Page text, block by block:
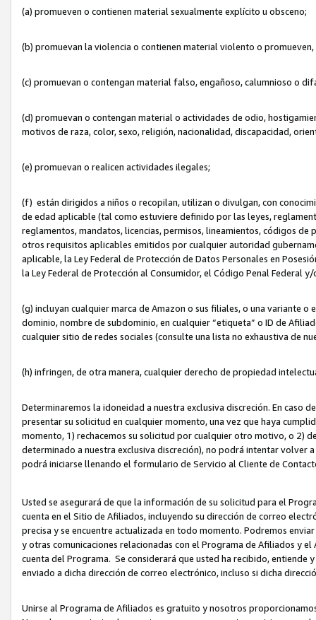
(a) promueven o contienen material sexualmente explícito u obsceno;
(b) promuevan la violencia o contienen material violento o
(c) promuevan o contengan material falso, engañoso, calumnioso o
(d) promuevan o contengan material o actividades de odio,
motivos de raza, color, sexo, religión, nacionalidad, discapacidad,
(e) promuevan o realicen actividades ilegales;
(f) están dirigidos a niños o recopilan, utilizan o divulgan, con
de edad aplicable (tal como estuviere definido por las leyes,
reglamentos, mandatos, licencias, permisos, lineamientos, códigos
otros requisitos aplicables emitidos por cualquier autoridad
aplicable, la Ley Federal de Protección de Datos Personales en
la Ley Federal de Protección al Consumidor, el Código Penal Federal
(g) incluyan cualquier marca de Amazon o sus filiales, o una variante
dominio, nombre de subdominio, en cualquier “etiqueta” o ID de
cualquier sitio de redes sociales (consulte una lista no exhaustiva de
(h) infringen, de otra manera, cualquier derecho de propiedad
Determinaremos la idoneidad a nuestra exclusiva discreción. En caso
presentar su solicitud en cualquier momento, una vez que haya
momento, 1) rechacemos su solicitud por cualquier otro motivo, o 2)
determinado a nuestra exclusiva discreción), no podrá intentar volver
podrá iniciarse llenando el formulario de Servicio al Cliente de
Usted se asegurará de que la información de su solicitud para el
cuenta en el Sitio de Afiliados, incluyendo su dirección de correo
precisa y se encuentre actualizada en todo momento. Podremos
y otras comunicaciones relacionadas con el Programa de Afiliados y
cuenta del Programa. Se considerará que usted ha recibido, entiende
enviado a dicha dirección de correo electrónico, incluso si dicha
Unirse al Programa de Afiliados es gratuito y nosotros